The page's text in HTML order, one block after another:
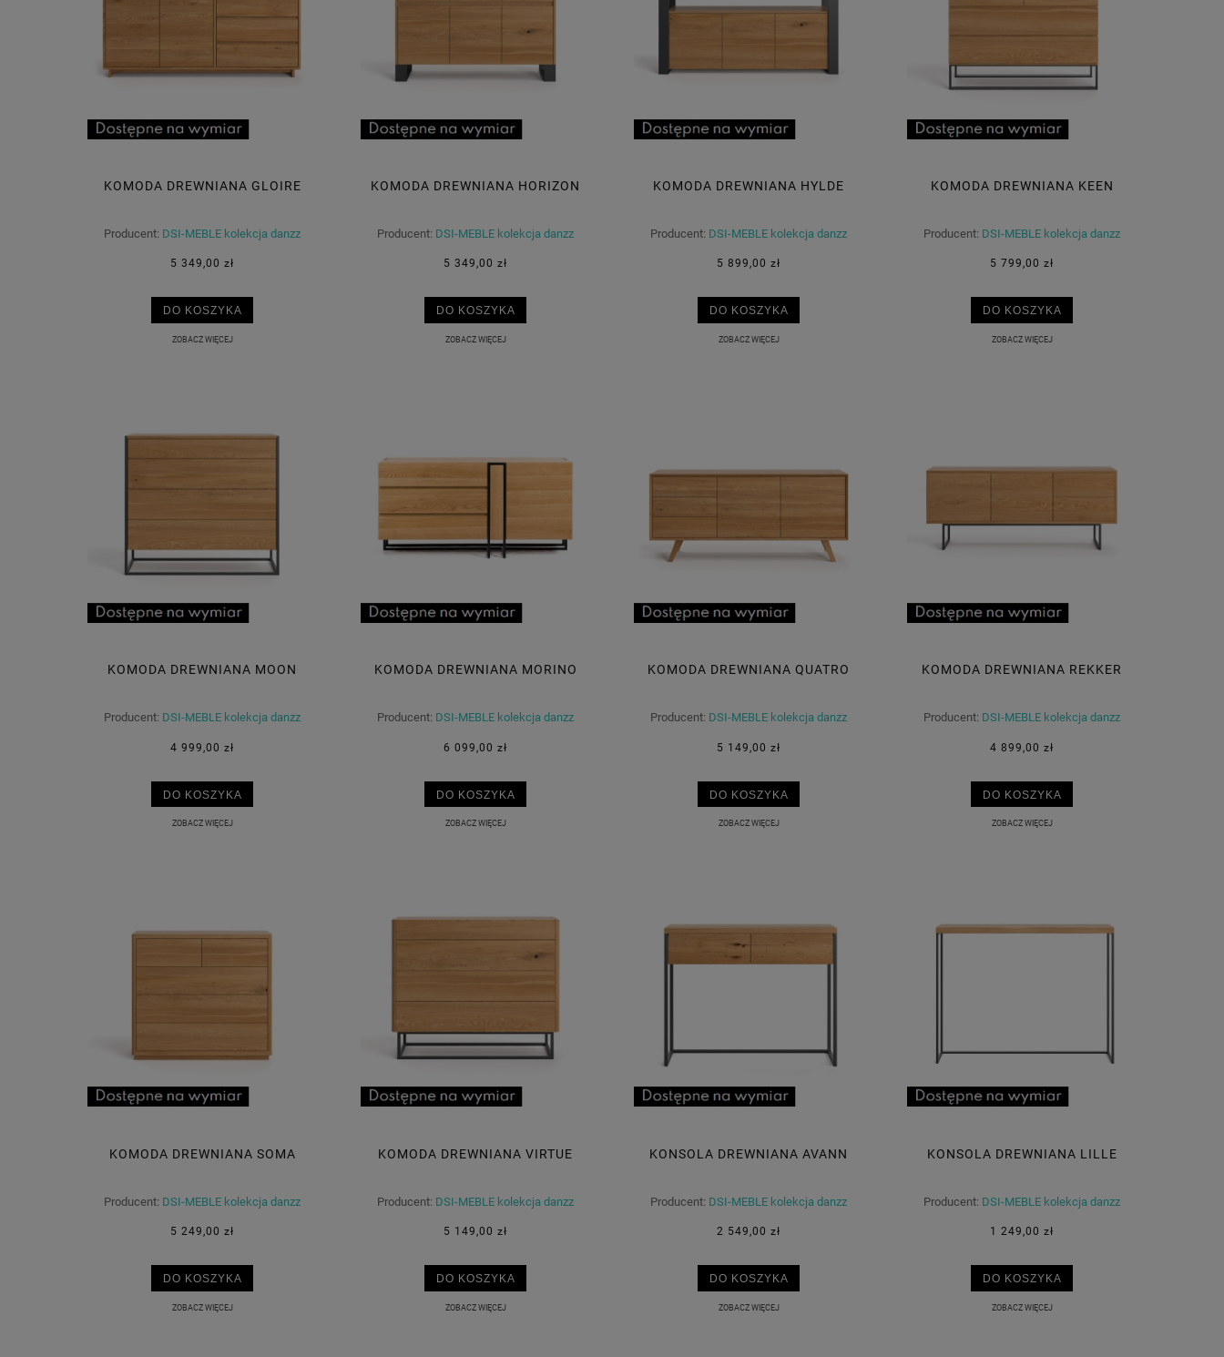
KOMODA DREWNIANA GLOIRE
Producent: DSI-MEBLE kolekcja danzz
5 349,00 zł
DO KOSZYKA
ZOBACZ WIĘCEJ
KOMODA DREWNIANA HORIZON
Producent: DSI-MEBLE kolekcja danzz
5 349,00 zł
DO KOSZYKA
ZOBACZ WIĘCEJ
KOMODA DREWNIANA HYLDE
Producent: DSI-MEBLE kolekcja danzz
5 899,00 zł
DO KOSZYKA
ZOBACZ WIĘCEJ
KOMODA DREWNIANA KEEN
Producent: DSI-MEBLE kolekcja danzz
5 799,00 zł
DO KOSZYKA
ZOBACZ WIĘCEJ
KOMODA DREWNIANA MOON
Producent: DSI-MEBLE kolekcja danzz
4 999,00 zł
DO KOSZYKA
ZOBACZ WIĘCEJ
KOMODA DREWNIANA MORINO
Producent: DSI-MEBLE kolekcja danzz
6 099,00 zł
DO KOSZYKA
ZOBACZ WIĘCEJ
KOMODA DREWNIANA QUATRO
Producent: DSI-MEBLE kolekcja danzz
5 149,00 zł
DO KOSZYKA
ZOBACZ WIĘCEJ
KOMODA DREWNIANA REKKER
Producent: DSI-MEBLE kolekcja danzz
4 899,00 zł
DO KOSZYKA
ZOBACZ WIĘCEJ
KOMODA DREWNIANA SOMA
Producent: DSI-MEBLE kolekcja danzz
5 249,00 zł
DO KOSZYKA
ZOBACZ WIĘCEJ
KOMODA DREWNIANA VIRTUE
Producent: DSI-MEBLE kolekcja danzz
5 149,00 zł
DO KOSZYKA
ZOBACZ WIĘCEJ
KONSOLA DREWNIANA AVANN
Producent: DSI-MEBLE kolekcja danzz
2 549,00 zł
DO KOSZYKA
ZOBACZ WIĘCEJ
KONSOLA DREWNIANA LILLE
Producent: DSI-MEBLE kolekcja danzz
1 249,00 zł
DO KOSZYKA
ZOBACZ WIĘCEJ